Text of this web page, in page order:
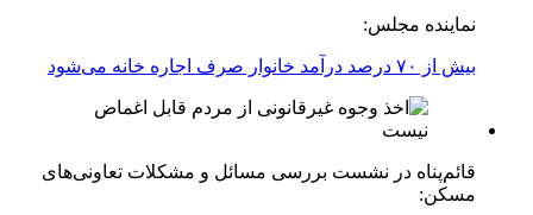
نماینده مجلس:
بیش از ۷۰ درصد درآمد خانوار صرف اجاره خانه می‌شود
قائم‌پناه در نشست بررسی مسائل و مشکلات تعاونی‌های
مسکن: